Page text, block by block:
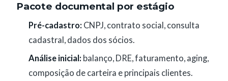
Pacote documental por estágio
Pré-cadastro: CNPJ, contrato social, consulta
cadastral, dados dos sócios.
Análise inicial: balanço, DRE, faturamento, aging,
composição de carteira e principais clientes.